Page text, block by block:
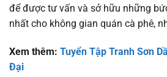
để được tư vấn và sở hữu những
nhất cho không gian quán cà phê,
Xem thêm: Tuyển Tập Tranh Sơn
Đại